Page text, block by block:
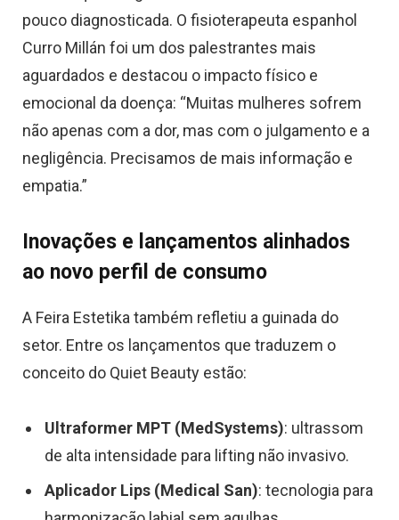
pouco diagnosticada. O fisioterapeuta espanhol
Curro Millán foi um dos palestrantes mais
aguardados e destacou o impacto físico e
emocional da doença: “Muitas mulheres sofrem
não apenas com a dor, mas com o julgamento e a
negligência. Precisamos de mais informação e
empatia.”
Inovações e lançamentos alinhados
ao novo perfil de consumo
A Feira Estetika também refletiu a guinada do
setor. Entre os lançamentos que traduzem o
conceito do Quiet Beauty estão:
Ultraformer MPT (MedSystems): ultrassom
de alta intensidade para lifting não invasivo.
Aplicador Lips (Medical San): tecnologia para